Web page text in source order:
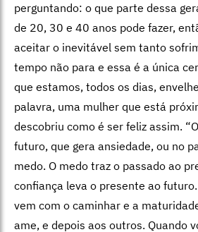
perguntando: o que parte dessa
de 20, 30 e 40 anos pode fazer,
aceitar o inevitável sem tanto
tempo não para e essa é a única
que estamos, todos os dias,
palavra, uma mulher que está
descobriu como é ser feliz assim.
futuro, que gera ansiedade, ou no
medo. O medo traz o passado ao
confiança leva o presente ao
vem com o caminhar e a
ame, e depois aos outros. Quando